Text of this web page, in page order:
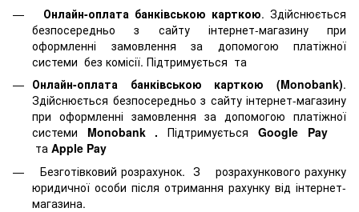
Онлайн-оплата банківською карткою. Здійснюється
безпосередньо з сайту інтернет-магазину при
оформленні замовлення за допомогою платіжної
системи без комісії. Підтримується та
Онлайн-оплата банківською карткою (Monobank).
Здійснюється безпосередньо з сайту інтернет-магазину
при оформленні замовлення за допомогою платіжної
системи Monobank .Підтримується Google Pay
та Apple Pay
Безготівковий розрахунок. З розрахункового рахунку
юридичної особи після отримання рахунку від інтернет-
магазина.